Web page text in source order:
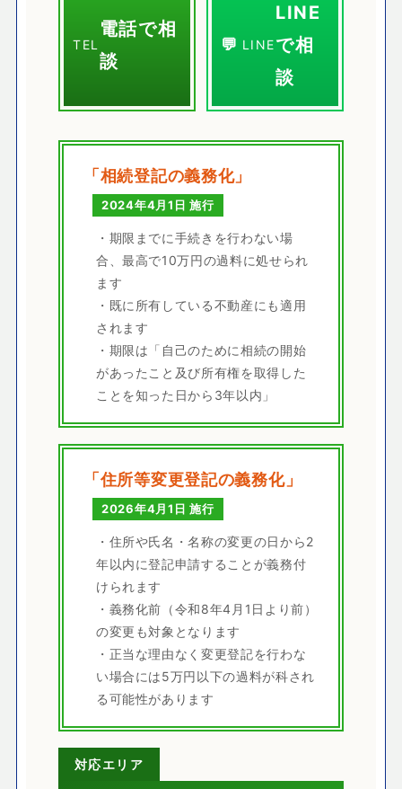
TEL
電話で相
談
💬 LINE
LINE
で相
談
「相続登記の義務化」
2024年4月1日 施行
・期限までに手続きを行わない場
合、最高で10万円の過料に処せられ
ます
・既に所有している不動産にも適用
されます
・期限は「自己のために相続の開始
があったこと及び所有権を取得した
ことを知った日から3年以内」
「住所等変更登記の義務化」
2026年4月1日 施行
・住所や氏名・名称の変更の日から2
年以内に登記申請することが義務付
けられます
・義務化前（令和8年4月1日より前）
の変更も対象となります
・正当な理由なく変更登記を行わな
い場合には5万円以下の過料が科され
る可能性があります
対応エリア